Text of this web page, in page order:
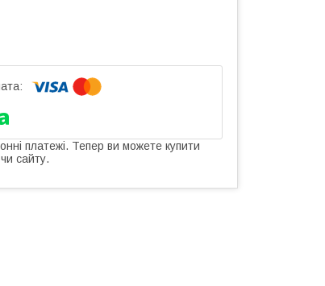
платежі. Тепер ви можете купити
сайту.